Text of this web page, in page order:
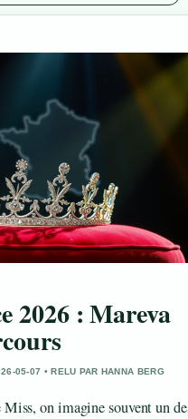
2026 : Mareva
05-07 • RELU PAR HANNA BERG
Miss, on imagine souvent un